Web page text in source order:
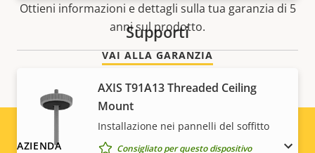
Supporti
AXIS T91A13 Threaded Ceiling
Mount
Installazione nei pannelli del soffitto
Consigliato per questo dispositivo
Ottieni informazioni e dettagli sulla tua garanzia di 5
anni sul prodotto.
VAI ALLA GARANZIA
AZIENDA